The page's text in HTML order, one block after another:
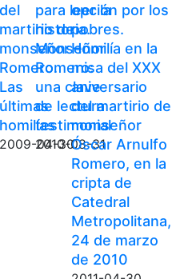
del
martirio de
monseñor
Romero.
Las
últimas
homilías
2009-04-30
para leer la
historia.
Monseñor
Romero:
una clave
de lectura
testimonial
2010-08-31
opción por los
pobres.
Homilía en la
misa del XXX
aniversario
del martirio de
monseñor
Óscar Arnulfo
Romero, en la
cripta de
Catedral
Metropolitana,
24 de marzo
de 2010